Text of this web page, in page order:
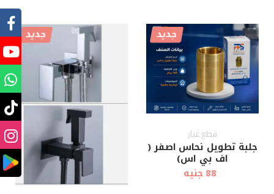
أضف إلى
العربة عرض سريع أضف إلى عرض سريع
جديد
قطع غيار
جلبة تطويل نحاس اصفر (
اف بي اس)
88 جنيه
جديد